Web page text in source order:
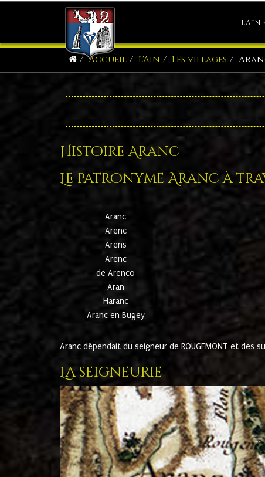
L'AIN
Accueil L'Ain Les villages
Histoire Aranc
Le patronyme Aranc à
Aranc
Arenc
Arens
Arenc
de Arenco
Aran
Haranc
Aranc en Bugey
Aranc dépendait du seigneur de ROUGEMONT et
La seigneurie